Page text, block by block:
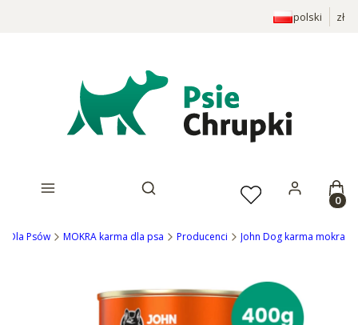
polski zł
Otwórz wyszukiwarkę
Dla Psów MOKRA karma dla psa Producenci John Dog karma mokra